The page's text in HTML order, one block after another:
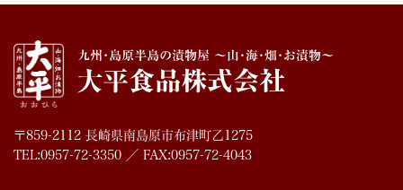
〒859-2112 長崎県南島原市布津町乙1275
TEL:0957-72-3350 ／ FAX:0957-72-4043